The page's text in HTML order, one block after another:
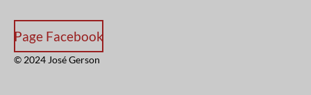
Page Facebook
© 2024 José Gerson